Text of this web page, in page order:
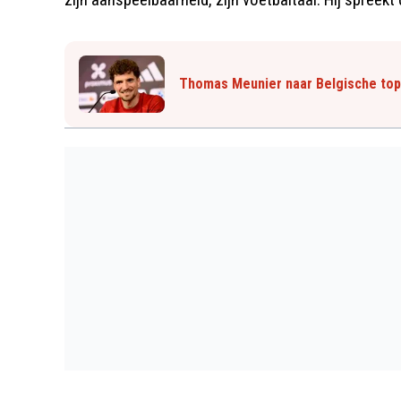
Thomas Meunier naar Belgische